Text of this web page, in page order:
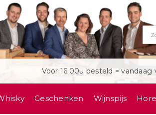
Voor 16:00u besteld = vandaag
Geschenken Wijnspijs